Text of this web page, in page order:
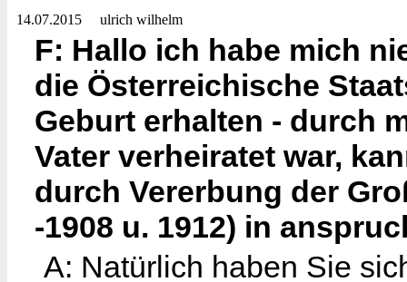
14.07.2015 ulrich wilhelm
F: Hallo ich habe mich
die Österreichische
Geburt erhalten - durch
Vater verheiratet war,
durch Vererbung der
-1908 u. 1912) in
A: Natürlich haben Sie